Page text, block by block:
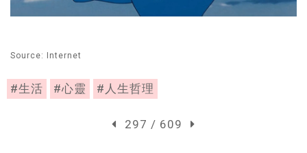
Source: Internet
#生活 #心靈 #人生哲理
297 / 609